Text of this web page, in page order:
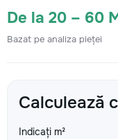
De la 20 – 60
Bazat pe analiza pieței
Calculează
Indicați m²